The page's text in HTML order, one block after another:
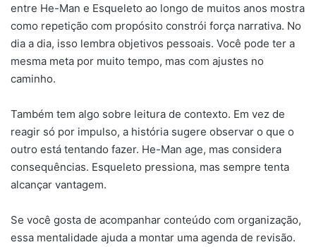
entre He-Man e Esqueleto ao longo de muitos anos mostra
como repetição com propósito constrói força narrativa. No
dia a dia, isso lembra objetivos pessoais. Você pode ter a
mesma meta por muito tempo, mas com ajustes no
caminho.
Também tem algo sobre leitura de contexto. Em vez de
reagir só por impulso, a história sugere observar o que o
outro está tentando fazer. He-Man age, mas considera
consequências. Esqueleto pressiona, mas sempre tenta
alcançar vantagem.
Se você gosta de acompanhar conteúdo com organização,
essa mentalidade ajuda a montar uma agenda de revisão.